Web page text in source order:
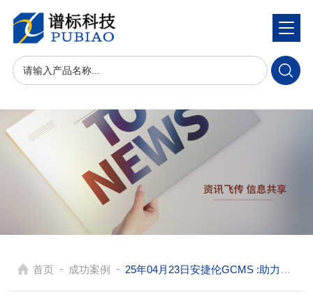
首页 - 成功案例 - 25年04月23日安捷伦GCMS :助力东莞大型综合检测实现高灵敏度、高可靠性的痕量有机物分析